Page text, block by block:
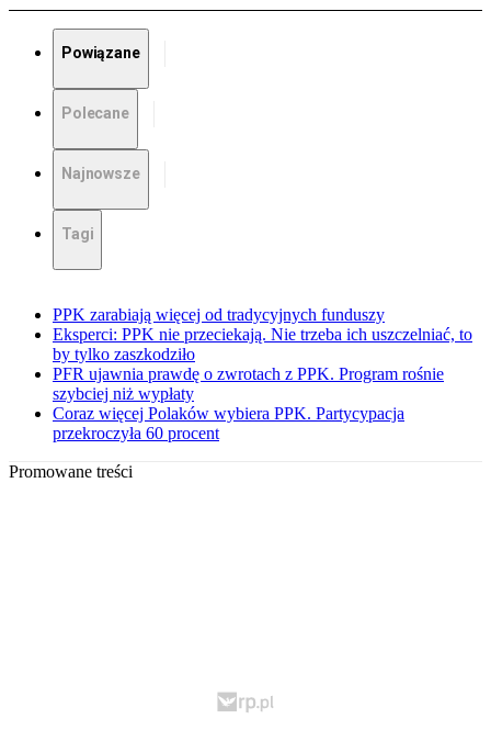
Powiązane
Polecane
Najnowsze
Tagi
PPK zarabiają więcej od tradycyjnych funduszy
Eksperci: PPK nie przeciekają. Nie trzeba ich uszczelniać, to
by tylko zaszkodziło
PFR ujawnia prawdę o zwrotach z PPK. Program rośnie
szybciej niż wypłaty
Coraz więcej Polaków wybiera PPK. Partycypacja
przekroczyła 60 procent
Promowane treści